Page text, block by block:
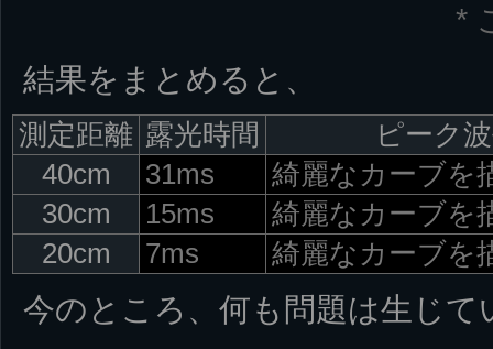
*
結果をまとめると、
測定距離 露光時間
ピーク
40cm
31ms
綺麗なカーブを
30cm
15ms
綺麗なカーブを
20cm
7ms 綺麗なカーブを
今のところ、何も問題は生じて